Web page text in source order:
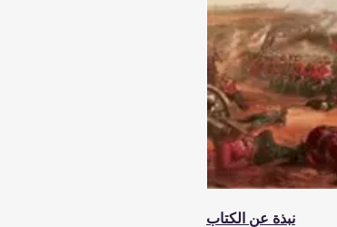
نبذة عن الكتاب